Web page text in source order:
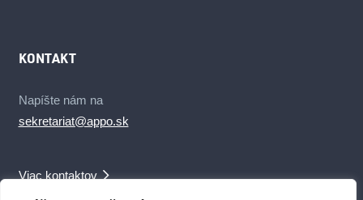
KONTAKT
Napíšte nám na
sekretariat@appo.sk
Viac kontaktov